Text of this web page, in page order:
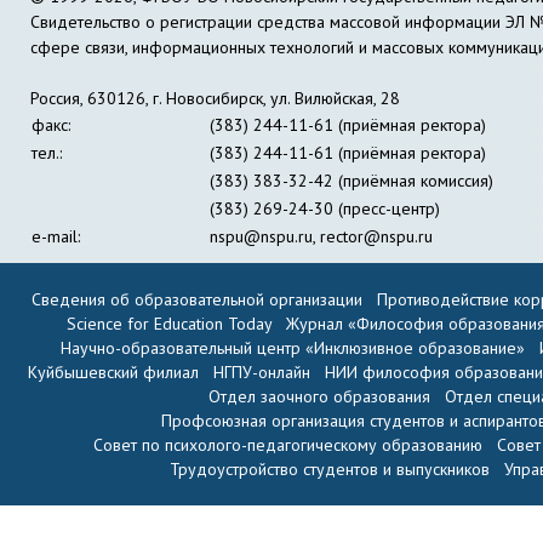
Свидетельство о регистрации средства массовой информации
сфере связи, информационных технологий и массовых
Россия, 630126, г. Новосибирск, ул. Вилюйская, 28
факс:
(383) 244-11-61 (приёмная ректора)
тел.:
(383) 244-11-61 (приёмная ректора)
(383) 383-32-42 (приёмная комиссия)
(383) 269-24-30 (пресс-центр)
e-mail:
nspu@nspu.ru, rector@nspu.ru
Сведения об образовательной организации
Противодействие
Science for Education Today
Журнал «Философия
Научно-образовательный центр «Инклюзивное образование»
Куйбышевский филиал
НГПУ-онлайн
НИИ философия
Отдел заочного образования
Отдел
Профсоюзная организация студентов и
Совет по психолого-педагогическому образованию
Трудоустройство студентов и выпускников